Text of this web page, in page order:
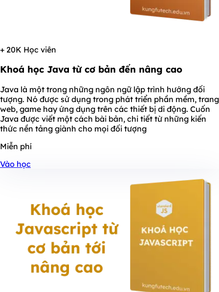
+ 20K Học viên
Khoá học Java từ cơ bản đến nâng cao
Java là một trong những ngôn ngữ lập trình hướng đối
tượng. Nó được sử dụng trong phát triển phần mềm, trang
web, game hay ứng dụng trên các thiết bị di động. Cuốn
Java được viết một cách bài bản, chi tiết từ những kiến
thức nền tảng giành cho mọi đối tượng
Miễn phí
Vào học